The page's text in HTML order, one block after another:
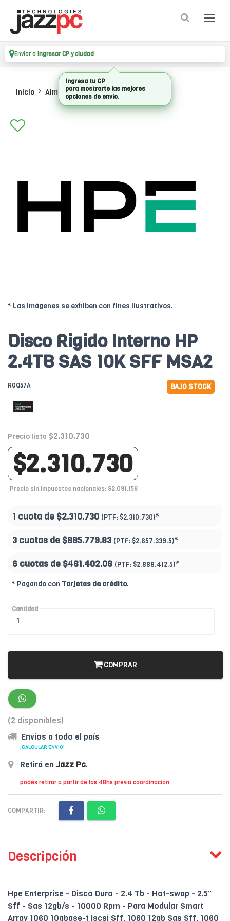
Enviar a Ingresar CP y ciudad
Inicio Almacenamiento Hdd Internos
* Las imágenes se exhiben con fines ilustrativos.
Disco Rigido Interno HP
2.4TB SAS 10K SFF MSA2
R0Q57A BAJO STOCK
Precio lista $2.310.730
$2.310.730
Precio sin impuestos nacionales: $2.091.158
1 cuota de $2.310.730 (PTF: $2.310.730)*
3 cuotas de $885.779.83 (PTF: $2.657.339.5)*
6 cuotas de $481.402.08 (PTF: $2.888.412.5)*
* Pagando con Tarjetas de crédito.
Cantidad
COMPRAR
(2 disponibles)
Envíos a todo el país
¡CALCULAR ENVÍO!
Retirá en Jazz Pc.
podés retirar a partir de las 48hs previa coordinación.
COMPARTIR:
Descripción
Hpe Enterprise - Disco Duro - 2.4 Tb - Hot-swap - 2.5"
Sff - Sas 12gb/s - 10000 Rpm - Para Modular Smart
Array 1060 10gbase-t Iscsi Sff, 1060 12gb Sas Sff, 1060
Ingresa tu CP
para mostrarte las mejores
opciones de envío.